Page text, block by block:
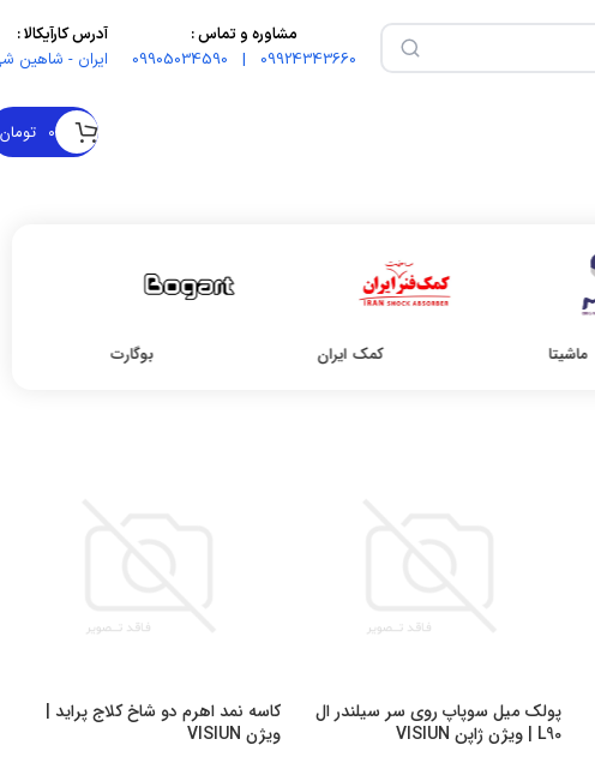
مشاوره و تماس :
09924343660 | 09905034590
آدرس کارآیکالا :
ایران - شاهین
۰ تومان
ماشیتا کمک ایران بوگارت
پولک میل سوپاپ روی سر سیلندر ال
L90 | ویژن ژاپن VISIUN
کاسه نمد اهرم دو شاخ کلاج پراید |
ویژن VISIUN